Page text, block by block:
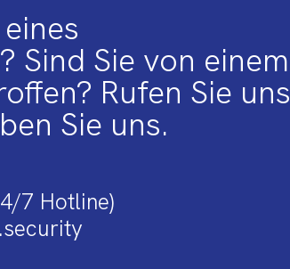
Sind Sie von einem
Rufen Sie uns
Sie uns.
7 Hotline)